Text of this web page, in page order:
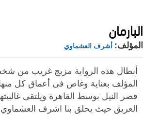
البارمان
المؤلف: أشرف العشماوي
أبطال هذه الرواية مزيج غريب من
المؤلف بعناية وغاص فى أعماق كل
قصر النيل بوسط القاهرة ويلتقى
العريق حيث يحلق بنا اشرف